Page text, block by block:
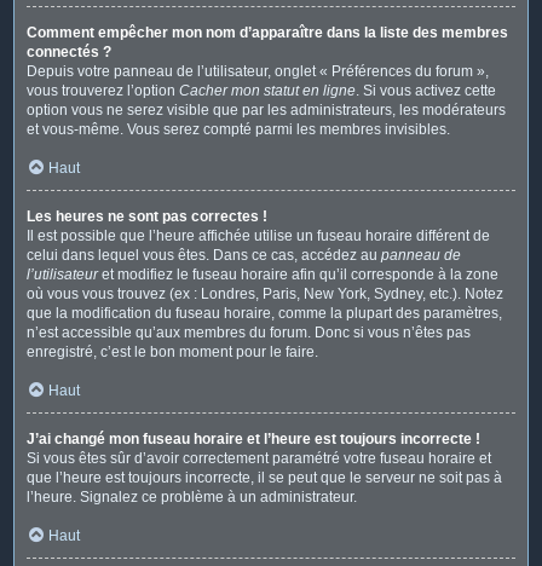
Comment empêcher mon nom d’apparaître dans la liste des membres
connectés ?
Depuis votre panneau de l’utilisateur, onglet « Préférences du forum »,
vous trouverez l’option Cacher mon statut en ligne. Si vous activez cette
option vous ne serez visible que par les administrateurs, les modérateurs
et vous-même. Vous serez compté parmi les membres invisibles.
Haut
Les heures ne sont pas correctes !
Il est possible que l’heure affichée utilise un fuseau horaire différent de
celui dans lequel vous êtes. Dans ce cas, accédez au panneau de
l’utilisateuret modifiez le fuseau horaire afin qu’il corresponde à la zone
où vous vous trouvez (ex : Londres, Paris, New York, Sydney, etc.). Notez
que la modification du fuseau horaire, comme la plupart des paramètres,
n’est accessible qu’aux membres du forum. Donc si vous n’êtes pas
enregistré, c’est le bon moment pour le faire.
Haut
J’ai changé mon fuseau horaire et l’heure est toujours incorrecte !
Si vous êtes sûr d’avoir correctement paramétré votre fuseau horaire et
que l’heure est toujours incorrecte, il se peut que le serveur ne soit pas à
l’heure. Signalez ce problème à un administrateur.
Haut